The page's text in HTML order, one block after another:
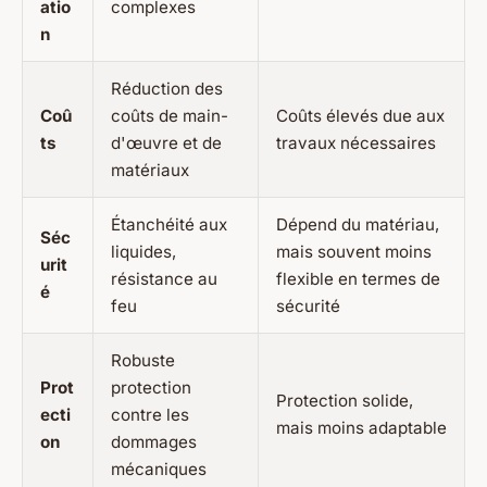
atio
n
complexes
Coû
ts
Réduction des
coûts de main-
d'œuvre et de
matériaux
Coûts élevés due aux
travaux nécessaires
Séc
urit
é
Étanchéité aux
liquides,
résistance au
feu
Dépend du matériau,
mais souvent moins
flexible en termes de
sécurité
Prot
ecti
on
Robuste
protection
contre les
dommages
mécaniques
Protection solide,
mais moins adaptable